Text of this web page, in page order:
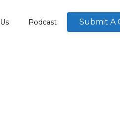
Podcast Submit A